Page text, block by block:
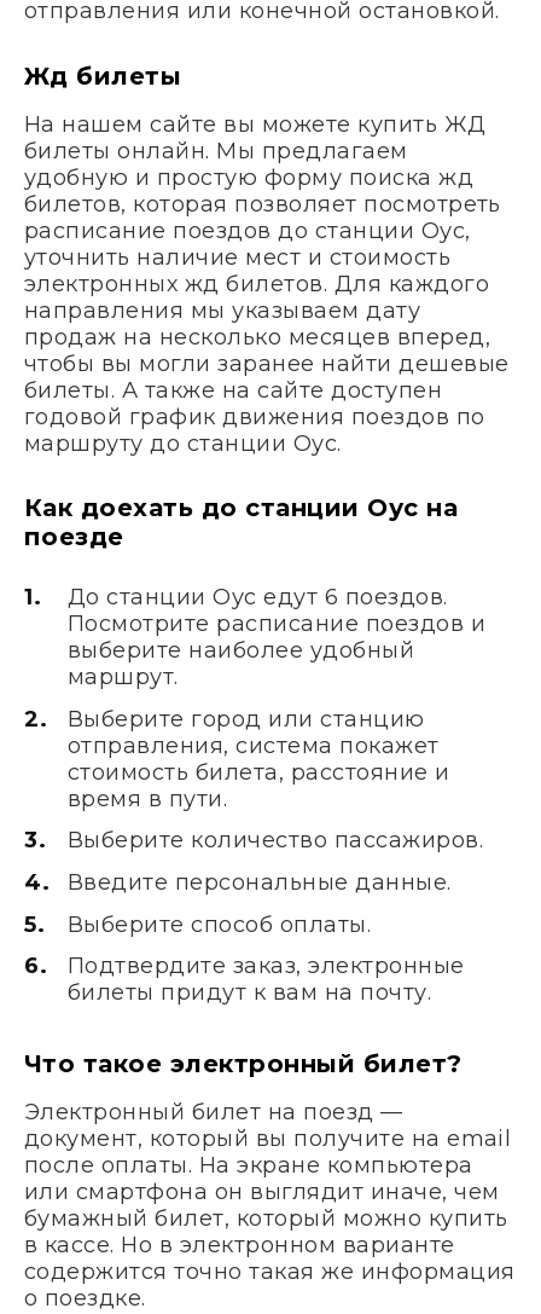
отправления или конечной остановкой.
Жд билеты
На нашем сайте вы можете купить ЖД
билеты онлайн. Мы предлагаем
удобную и простую форму поиска жд
билетов, которая позволяет посмотреть
расписание поездов до станции Оус,
уточнить наличие мест и стоимость
электронных жд билетов. Для каждого
направления мы указываем дату
продаж на несколько месяцев вперед,
чтобы вы могли заранее найти дешевые
билеты. А также на сайте доступен
годовой график движения поездов по
маршруту до станции Оус.
Как доехать до станции Оус на
поезде
До станции Оус едут 6 поездов.
Посмотрите расписание поездов и
выберите наиболее удобный
маршрут.
Выберите город или станцию
отправления, система покажет
стоимость билета, расстояние и
время в пути.
Выберите количество пассажиров.
Введите персональные данные.
Выберите способ оплаты.
Подтвердите заказ, электронные
билеты придут к вам на почту.
Что такое электронный билет?
Электронный билет на поезд —
документ, который вы получите на email
после оплаты. На экране компьютера
или смартфона он выглядит иначе, чем
бумажный билет, который можно купить
в кассе. Но в электронном варианте
содержится точно такая же информация
о поездке.